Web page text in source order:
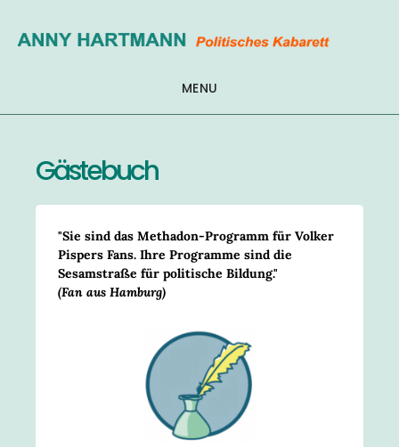
springen
MENU
Gästebuch
"Sie sind das Methadon-Programm für Volker
Pispers Fans. Ihre Programme sind die
Sesamstraße für politische Bildung."
(Fan aus Hamburg)